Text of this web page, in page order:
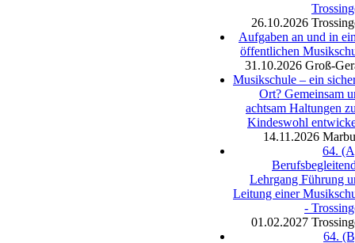
26.10.2026
Aufgaben an und in
öffentlichen
31.10.2026 Groß-
Musikschule – ein
Ort? Gemeinsam
achtsam Haltungen
Kindeswohl
14.11.2026
64.
Lehrgang Führung
Leitung einer
-
01.02.2027
64.